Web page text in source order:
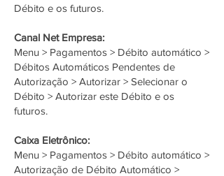
Débito e os futuros.
Canal Net Empresa:
Menu > Pagamentos > Débito automático >
Débitos Automáticos Pendentes de
Autorização > Autorizar > Selecionar o
Débito > Autorizar este Débito e os
futuros.
Caixa Eletrônico:
Menu > Pagamentos > Débito automático >
Autorização de Débito Automático >